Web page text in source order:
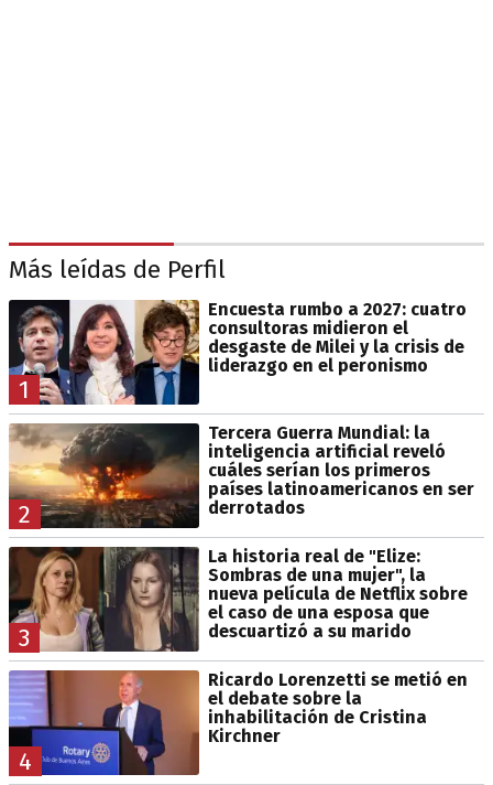
Más leídas de Perfil
1
Encuesta rumbo a 2027: cuatro
consultoras midieron el
desgaste de Milei y la crisis de
liderazgo en el peronismo
2
Tercera Guerra Mundial: la
inteligencia artificial reveló
cuáles serían los primeros
países latinoamericanos en ser
derrotados
3
La historia real de "Elize:
Sombras de una mujer", la
nueva película de Netflix sobre
el caso de una esposa que
descuartizó a su marido
4
Ricardo Lorenzetti se metió en
el debate sobre la
inhabilitación de Cristina
Kirchner